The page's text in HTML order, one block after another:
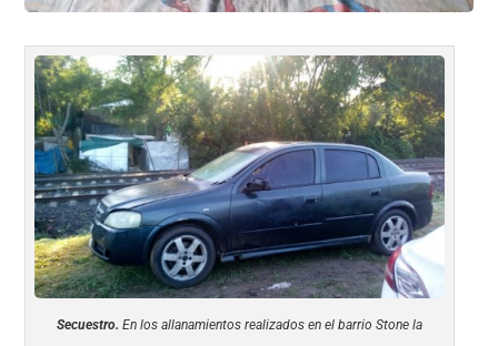
Secuestro. En los allanamientos realizados en el barrio Stone la